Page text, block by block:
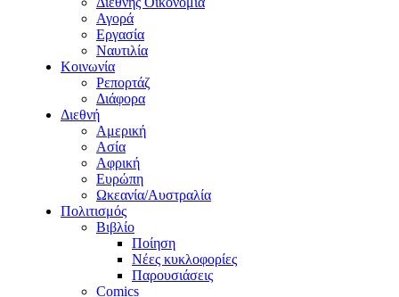
Αγορά
Εργασία
Ναυτιλία
Κοινωνία
Ρεπορτάζ
Διάφορα
Διεθνή
Αμερική
Ασία
Αφρική
Ευρώπη
Ωκεανία/Αυστραλία
Πολιτισμός
Βιβλίο
Ποίηση
Νέες κυκλοφορίες
Παρουσιάσεις
Comics